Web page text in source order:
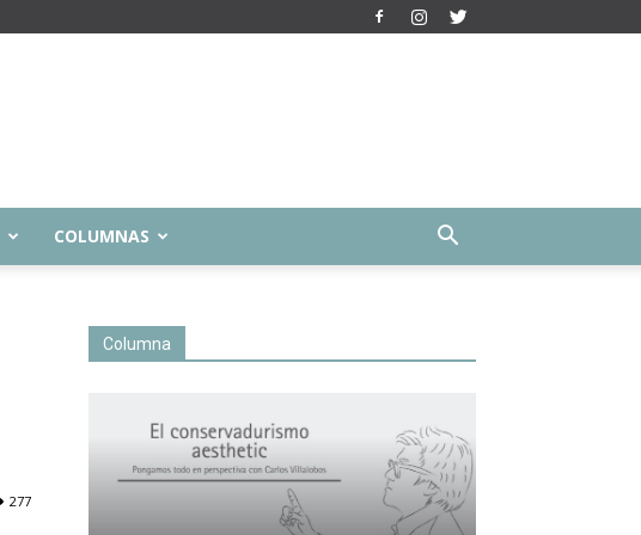
COLUMNAS
277
Columna